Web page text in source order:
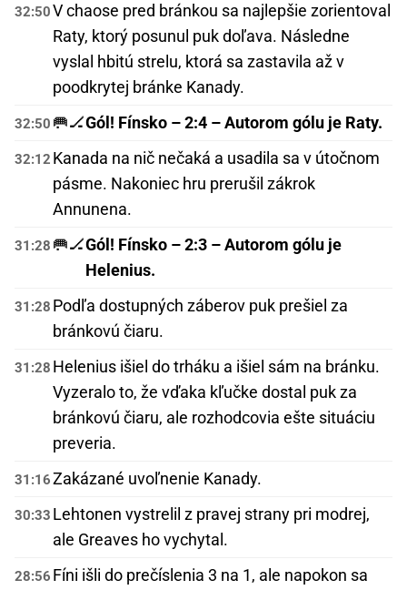
32:50V chaose pred bránkou sa najlepšie zorientoval
Raty, ktorý posunul puk doľava. Následne
vyslal hbitú strelu, ktorá sa zastavila až v
poodkrytej bránke Kanady.
32:50 🥅🏒Gól! Fínsko – 2:4 – Autorom gólu je Raty.
32:12 Kanada na nič nečaká a usadila sa v útočnom
pásme. Nakoniec hru prerušil zákrok
Annunena.
31:28 🥅🏒Gól! Fínsko – 2:3 – Autorom gólu je
Helenius.
31:28 Podľa dostupných záberov puk prešiel za
bránkovú čiaru.
31:28 Helenius išiel do trháku a išiel sám na bránku.
Vyzeralo to, že vďaka kľučke dostal puk za
bránkovú čiaru, ale rozhodcovia ešte situáciu
preveria.
31:16Zakázané uvoľnenie Kanady.
30:33 Lehtonen vystrelil z pravej strany pri modrej,
ale Greaves ho vychytal.
28:56 Fíni išli do prečíslenia 3 na 1, ale napokon sa